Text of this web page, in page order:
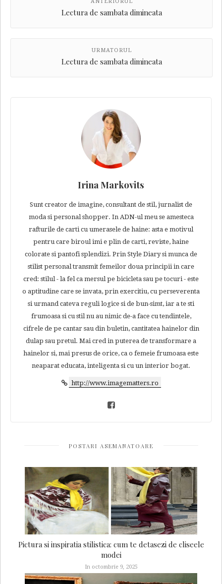
ANTERIORUL
Lectura de sambata dimineata
URMATORUL
Lectura de sambata dimineata
Irina Markovits
Sunt creator de imagine, consultant de stil, jurnalist de
moda si personal shopper. In ADN-ul meu se amesteca
rafturile de carti cu umerasele de haine: asta e motivul
pentru care biroul imi e plin de carti, reviste, haine
colorate si pantofi splendizi. Prin Style Diary si munca de
stilist personal transmit femeilor doua principii in care
cred: stilul - la fel ca mersul pe bicicleta sau pe tocuri - este
o aptitudine care se invata, prin exercitiu, cu perseverenta
si urmand cateva reguli logice si de bun-simt, iar a te sti
frumoasa si cu stil nu au nimic de-a face cu tendintele,
cifrele de pe cantar sau din buletin, cantitatea hainelor din
dulap sau pretul. Mai cred in puterea de transformare a
hainelor si, mai presus de orice, ca o femeie frumoasa este
neaparat educata, inteligenta si cu un interior bogat.
http://www.imagematters.ro
POSTARI ASEMANATOARE
Pictura si inspiratia stilistica: cum te detasezi de cliseele
modei
In octombrie 9, 2025